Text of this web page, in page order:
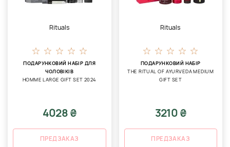
Rituals
ПОДАРУНКОВИЙ НАБІР ДЛЯ
ЧОЛОВІКІВ
HOMME LARGE GIFT SET 2024
4028 ₴
ПРЕДЗАКАЗ
Rituals
ПОДАРУНКОВИЙ НАБІР
THE RITUAL OF AYURVEDA MEDIUM
GIFT SET
3210 ₴
ПРЕДЗАКАЗ